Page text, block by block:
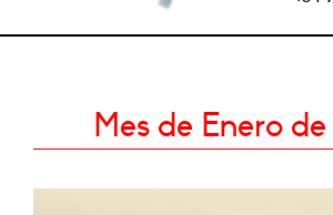
Mes de Enero